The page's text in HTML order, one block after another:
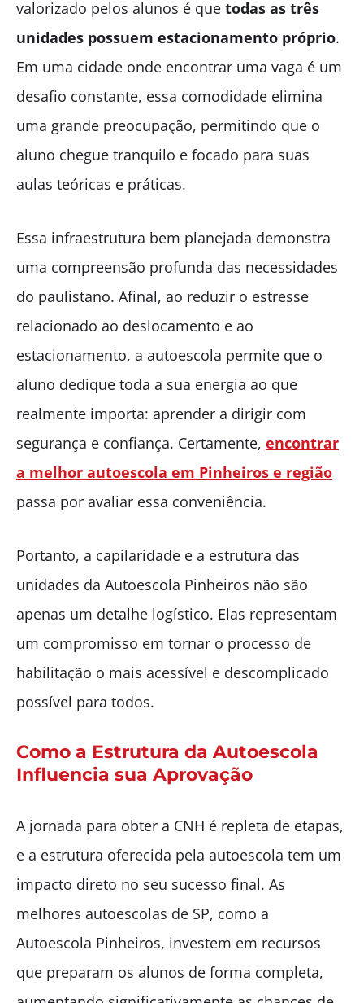
valorizado pelos alunos é que todas as três
unidades possuem estacionamento próprio.
Em uma cidade onde encontrar uma vaga é um
desafio constante, essa comodidade elimina
uma grande preocupação, permitindo que o
aluno chegue tranquilo e focado para suas
aulas teóricas e práticas.
Essa infraestrutura bem planejada demonstra
uma compreensão profunda das necessidades
do paulistano. Afinal, ao reduzir o estresse
relacionado ao deslocamento e ao
estacionamento, a autoescola permite que o
aluno dedique toda a sua energia ao que
realmente importa: aprender a dirigir com
segurança e confiança. Certamente, encontrar
a melhor autoescola em Pinheiros e região
passa por avaliar essa conveniência.
Portanto, a capilaridade e a estrutura das
unidades da Autoescola Pinheiros não são
apenas um detalhe logístico. Elas representam
um compromisso em tornar o processo de
habilitação o mais acessível e descomplicado
possível para todos.
Como a Estrutura da Autoescola
Influencia sua Aprovação
A jornada para obter a CNH é repleta de etapas,
e a estrutura oferecida pela autoescola tem um
impacto direto no seu sucesso final. As
melhores autoescolas de SP, como a
Autoescola Pinheiros, investem em recursos
que preparam os alunos de forma completa,